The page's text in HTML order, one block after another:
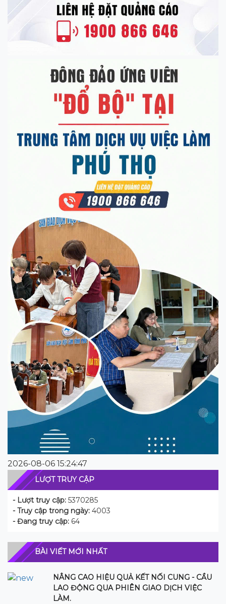
2026-08-06 15:24:47
LƯỢT TRUY CẬP
- Lượt truy cập: 5370285
- Truy cập trong ngày: 4003
- Đang truy cập: 64
BÀI VIẾT MỚI NHẤT
NÂNG CAO HIỆU QUẢ KẾT NỐI CUNG - CẦU
LAO ĐỘNG QUA PHIÊN GIAO DỊCH VIỆC
LÀM.